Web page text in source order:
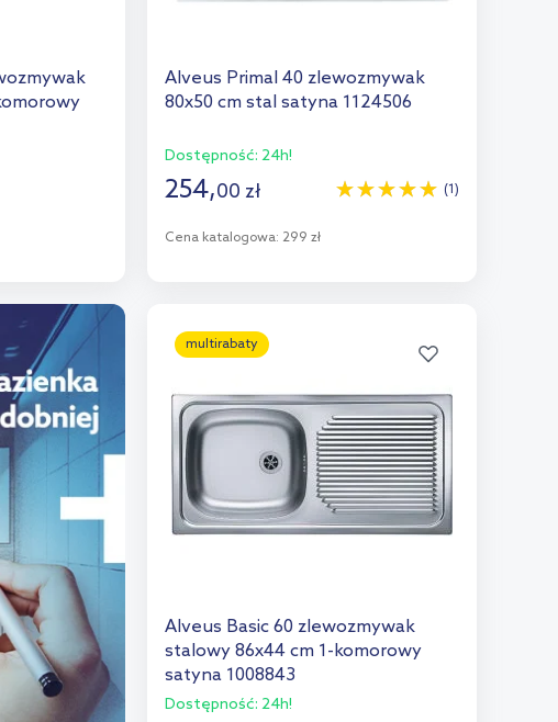
Alveus Primal 40 zlewozmywak
80x50 cm stal satyna 1124506
Dostępność: 24h!
254,00 zł
Cena katalogowa: 299 zł
(1)
Dodaj do porównania
multirabaty
Alveus Basic 60 zlewozmywak
stalowy 86x44 cm 1-komorowy
satyna 1008843
Dostępność: 24h!